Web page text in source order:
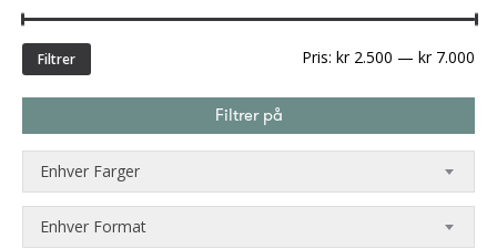
Filtrer Pris: kr 2.500 — kr 7.000
Filtrer på
Enhver Farger
Enhver Format